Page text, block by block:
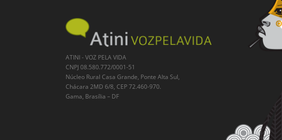
ATINI - VOZ PELA VIDA
CNPJ 08.580.772/0001-51
Núcleo Rural Casa Grande, Ponte Alta Sul,
Chácara 2MD 6/8, CEP 72.460-970.
Gama, Brasília – DF